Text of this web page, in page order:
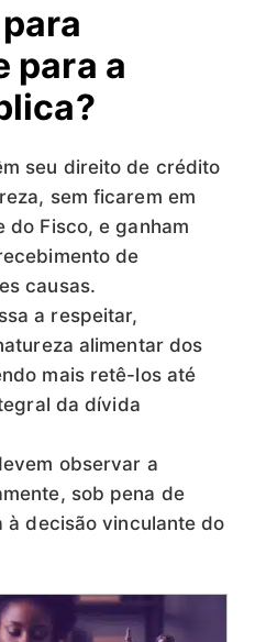
para a
seu direito de crédito
sem ficarem em
do Fisco, e ganham
de
causas.
a respeitar,
alimentar dos
mais retê-los até
da dívida
observar a
sob pena de
à decisão vinculante do